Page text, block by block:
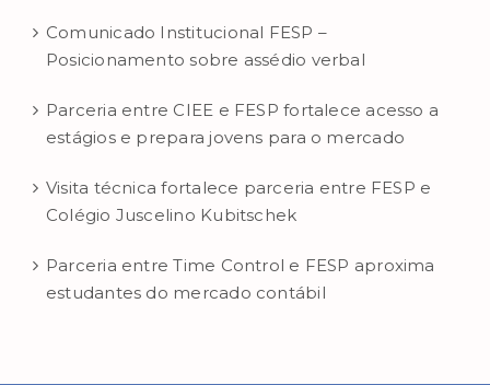
Comunicado Institucional FESP –
Posicionamento sobre assédio verbal
Parceria entre CIEE e FESP fortalece acesso a
estágios e prepara jovens para o mercado
Visita técnica fortalece parceria entre FESP e
Colégio Juscelino Kubitschek
Parceria entre Time Control e FESP aproxima
estudantes do mercado contábil